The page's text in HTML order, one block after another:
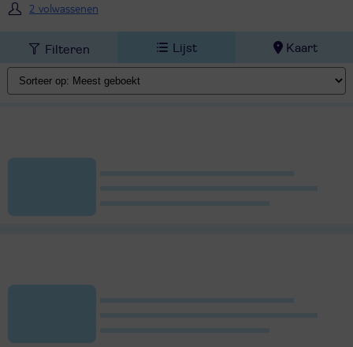
2 volwassenen
Filteren Lijst Kaart